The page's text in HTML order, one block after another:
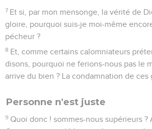
7 Et si, par mon mensonge, la vérité de
gloire, pourquoi suis-je moi-même
pécheur ?
8 Et, comme certains calomniateurs
disons, pourquoi ne ferions-nous pas le
arrive du bien ? La condamnation de ces
Personne n'est juste
9 Quoi donc ! sommes-nous supérieurs ?